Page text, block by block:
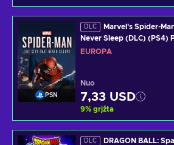
PSN
DLC
Marvel's Spider-
Never Sleep (DLC) (PS4)
EUROPE
EUROPA
Nuo
7,33 USD
9% grįžta
DLC
DRAGON BALL: